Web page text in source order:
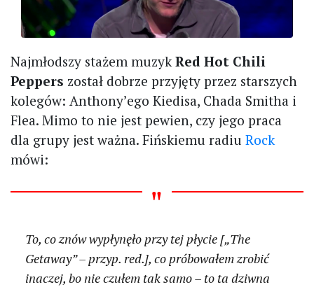
Najmłodszy stażem muzyk Red Hot Chili
Peppers został dobrze przyjęty przez starszych
kolegów: Anthony’ego Kiedisa, Chada Smitha i
Flea. Mimo to nie jest pewien, czy jego praca
dla grupy jest ważna. Fińskiemu radiu Rock
mówi:
To, co znów wypłynęło przy tej płycie [„The
Getaway” – przyp. red.]­, co próbowałem zrobić
inaczej, bo nie czułem tak samo – to ta dziwna